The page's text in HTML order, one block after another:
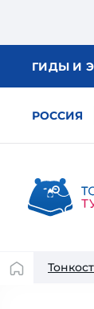
ГИДЫ И
РОССИЯ